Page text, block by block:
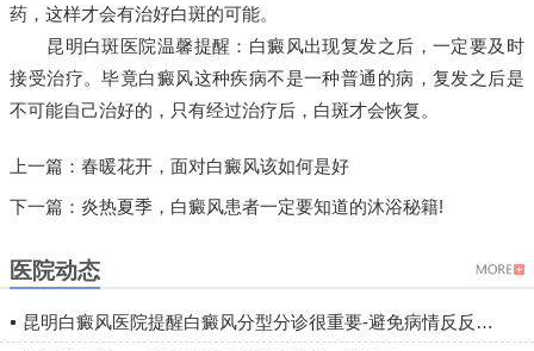
药，这样才会有治好白斑的可能。
昆明白斑医院温馨提醒：白癜风出现复发之后，一定要及时
接受治疗。毕竟白癜风这种疾病不是一种普通的病，复发之后是
不可能自己治好的，只有经过治疗后，白斑才会恢复。
上一篇：春暖花开，面对白癜风该如何是好
下一篇：炎热夏季，白癜风患者一定要知道的沐浴秘籍!
医院动态
昆明白癜风医院提醒白癜风分型分诊很重要-避免病情反反复复